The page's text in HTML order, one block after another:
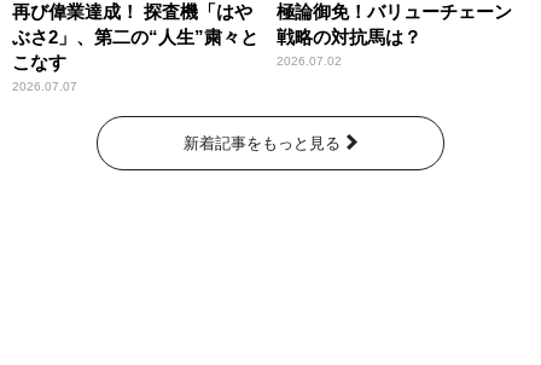
再び偉業達成！ 探査機「はや
ぶさ2」、第二の“人生”粛々と
こなす
2026.07.07
極論御免！バリューチェーン
戦略の対抗馬は？
2026.07.02
新着記事をもっと見る